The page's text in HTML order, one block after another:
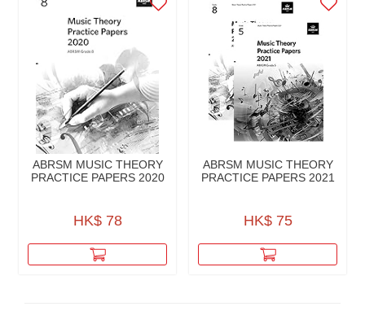
ABRSM MUSIC THEORY
PRACTICE PAPERS 2020
HK$ 78
ABRSM MUSIC THEORY
PRACTICE PAPERS 2021
HK$ 75